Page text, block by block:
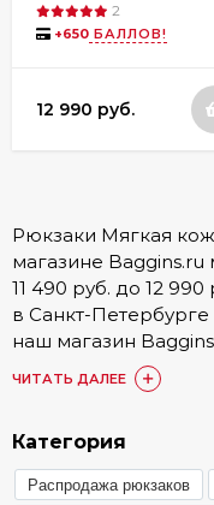
Автомобиль №3
синий флотер
2
+650 БАЛЛОВ!
12 990 руб.
Рюкзаки Мягкая
магазине
11 490 руб. до 12
в Санкт-
наш магазин
городу. Подробные
стоимость доступна
Купить Рюкзаки
онлайн на сайте.
телефона 8 (800)
ЧИТАТЬ ДАЛЕЕ
Категория
Распродажа рюкзаков